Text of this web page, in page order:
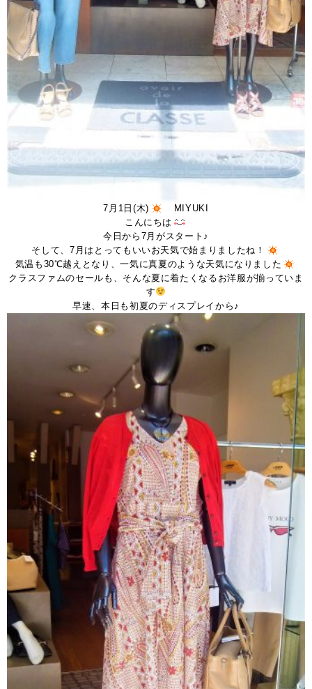
7月1日(木)
MIYUKI
こんにちは
今日から7月がスタート♪
そして、7月はとってもいいお天気で始まりましたね！
気温も30℃越えとなり、一気に真夏のような天気になりました
クラスファムのセールも、そんな夏に着たくなるお洋服が揃っていま
す
早速、本日も初夏のディスプレイから♪